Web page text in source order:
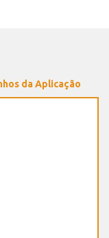
da Aplicação